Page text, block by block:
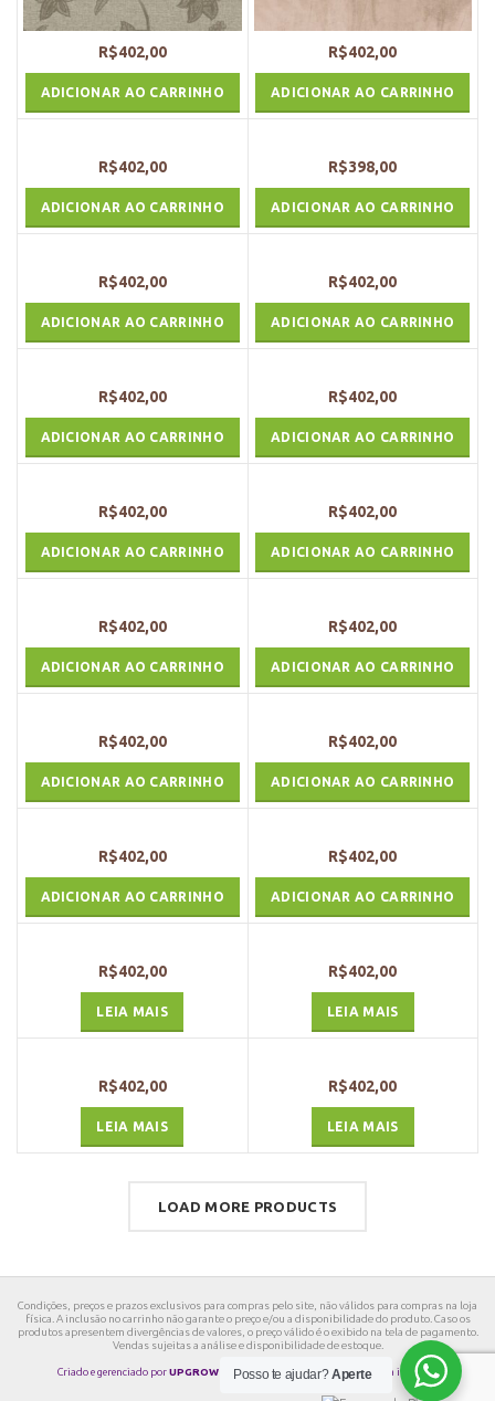
R$402,00
ADICIONAR AO CARRINHO
R$402,00
ADICIONAR AO CARRINHO
R$402,00
ADICIONAR AO CARRINHO
R$398,00
ADICIONAR AO CARRINHO
R$402,00
ADICIONAR AO CARRINHO
R$402,00
ADICIONAR AO CARRINHO
R$402,00
ADICIONAR AO CARRINHO
R$402,00
ADICIONAR AO CARRINHO
R$402,00
ADICIONAR AO CARRINHO
R$402,00
ADICIONAR AO CARRINHO
R$402,00
ADICIONAR AO CARRINHO
R$402,00
ADICIONAR AO CARRINHO
R$402,00
ADICIONAR AO CARRINHO
R$402,00
ADICIONAR AO CARRINHO
R$402,00
ADICIONAR AO CARRINHO
R$402,00
ADICIONAR AO CARRINHO
R$402,00
LEIA MAIS
R$402,00
LEIA MAIS
R$402,00
LEIA MAIS
R$402,00
LEIA MAIS
LOAD MORE PRODUCTS
Condições, preços e prazos exclusivos para compras pelo site, não válidos para compras na loja
física. A inclusão no carrinho não garante o preço e/ou a disponibilidade do produto. Caso os
produtos apresentem divergências de valores, o preço válido é o exibido na tela de pagamento.
Vendas sujeitas a análise e disponibilidade de estoque.
Criado e gerenciado porUPGROWTHSua empresa vendendo mais pela internet.
Posso te ajudar?Aperte